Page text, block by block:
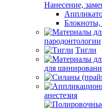
Нанесение,
Блокноты,
пародонтологии
Тигли
для
анестезия